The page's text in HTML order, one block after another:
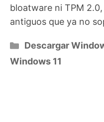
bloatware ni TPM
antiguos que ya no
Categorías
Descargar
Windows 11